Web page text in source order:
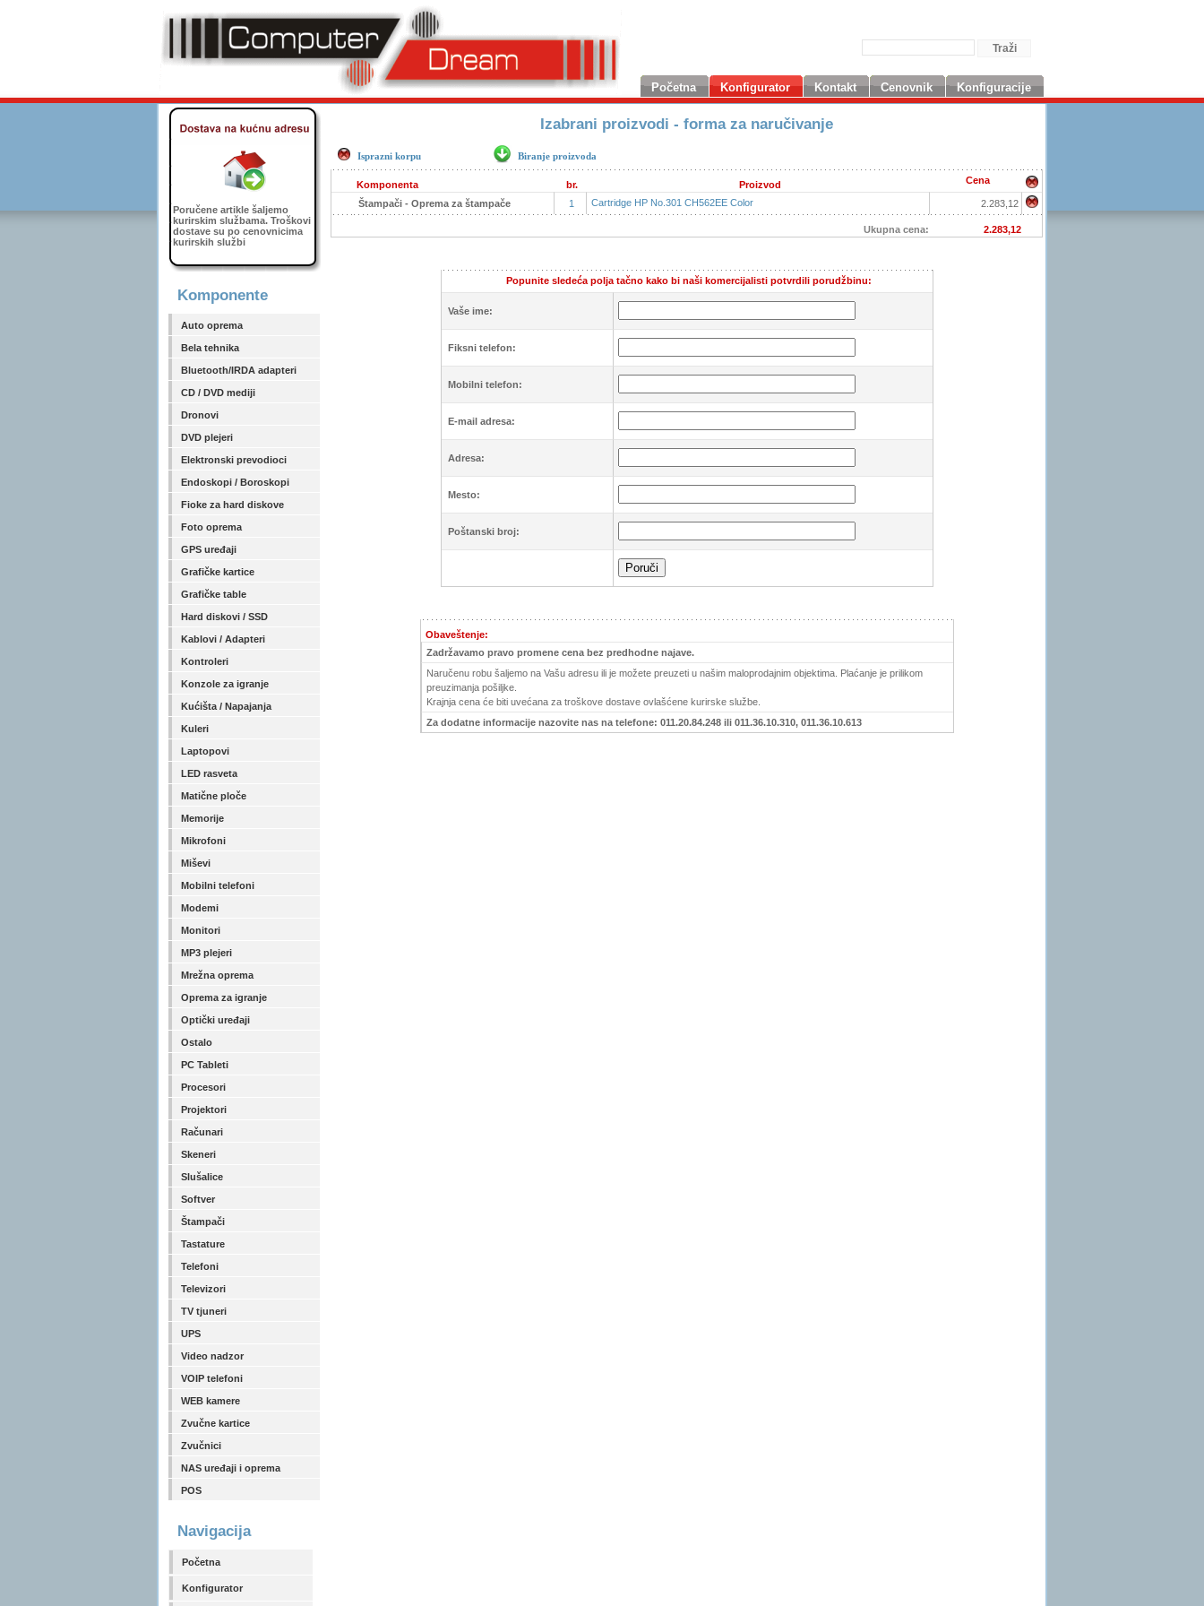
Početna Konfigurator Kontakt Cenovnik Konfiguracije
Poručene artikle šaljemo
kurirskim službama. Troškovi
dostave su po cenovnicima
kurirskih službi
Komponente
Auto oprema
Bela tehnika
Bluetooth/IRDA adapteri
CD / DVD mediji
Dronovi
DVD plejeri
Elektronski prevodioci
Endoskopi / Boroskopi
Fioke za hard diskove
Foto oprema
GPS uređaji
Grafičke kartice
Grafičke table
Hard diskovi / SSD
Kablovi / Adapteri
Kontroleri
Konzole za igranje
Kućišta / Napajanja
Kuleri
Laptopovi
LED rasveta
Matične ploče
Memorije
Mikrofoni
Miševi
Mobilni telefoni
Modemi
Monitori
MP3 plejeri
Mrežna oprema
Oprema za igranje
Optički uređaji
Ostalo
PC Tableti
Procesori
Projektori
Računari
Skeneri
Slušalice
Softver
Štampači
Tastature
Telefoni
Televizori
TV tjuneri
UPS
Video nadzor
VOIP telefoni
WEB kamere
Zvučne kartice
Zvučnici
NAS uređaji i oprema
POS
Navigacija
Početna
Konfigurator
Izabrani proizvodi - forma za naručivanje
Isprazni korpu Biranje proizvoda
Komponenta br. Proizvod Cena
Štampači - Oprema za štampače 1 Cartridge HP No.301 CH562EE Color 2.283,12
Ukupna cena: 2.283,12
Popunite sledeća polja tačno kako bi naši komercijalisti potvrdili porudžbinu:
Vaše ime:
Fiksni telefon:
Mobilni telefon:
E-mail adresa:
Adresa:
Mesto:
Poštanski broj:
Obaveštenje:
Zadržavamo pravo promene cena bez predhodne najave.
Naručenu robu šaljemo na Vašu adresu ili je možete preuzeti u našim maloprodajnim objektima. Plaćanje je prilikom
preuzimanja pošiljke.
Krajnja cena će biti uvećana za troškove dostave ovlašćene kurirske službe.
Za dodatne informacije nazovite nas na telefone: 011.20.84.248 ili 011.36.10.310, 011.36.10.613